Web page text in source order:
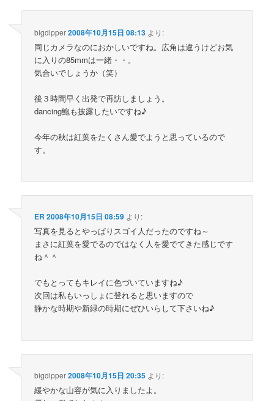
bigdipper2008年10月15日 08:13 より:
同じカメラなのにおかしいですね。広角は違うけどお気
に入りの85mmは一緒・・。
気合いでしょうか（笑）
後３時間早く出発で再訪しましょう。
dancing鮑も披露したいですね♪
今年の秋は紅葉をたくさん愛でようと思っているので
す。
ER 2008年10月15日 08:59 より:
写真を見るとやっぱりスゴイ人だったのですね～
まさに紅葉を愛でるのではなく人を愛でてきた感じです
ね＾＾
でもとってもキレイに色づいていますね♪
次回は私もいっしょに登れると思いますので
静かな時期や新緑の時期にぜひいらして下さいね♪
bigdipper2008年10月15日 20:35 より:
緩やかな山容が気に入りましたよ。